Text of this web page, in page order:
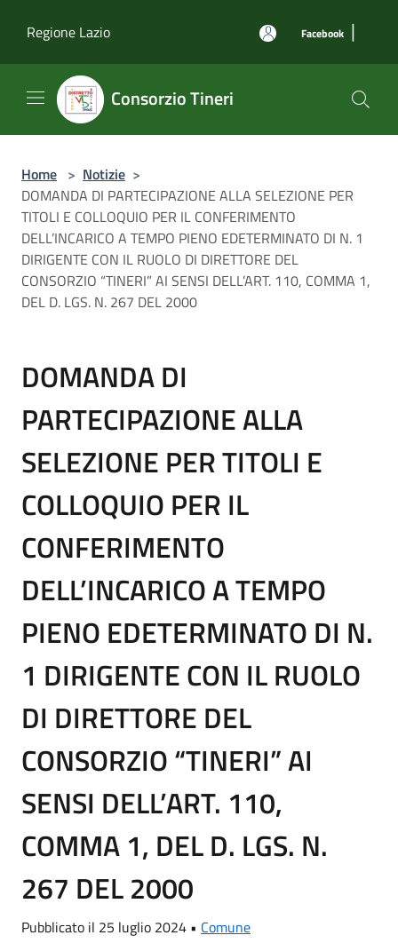
Regione Lazio
Facebook |
Consorzio Tineri
Home > Notizie >
DOMANDA DI PARTECIPAZIONE ALLA SELEZIONE PER
TITOLI E COLLOQUIO PER IL CONFERIMENTO
DELL’INCARICO A TEMPO PIENO EDETERMINATO DI N. 1
DIRIGENTE CON IL RUOLO DI DIRETTORE DEL
CONSORZIO “TINERI” AI SENSI DELL’ART. 110, COMMA 1,
DEL D. LGS. N. 267 DEL 2000
DOMANDA DI
PARTECIPAZIONE ALLA
SELEZIONE PER TITOLI E
COLLOQUIO PER IL
CONFERIMENTO
DELL’INCARICO A TEMPO
PIENO EDETERMINATO DI N.
1 DIRIGENTE CON IL RUOLO
DI DIRETTORE DEL
CONSORZIO “TINERI” AI
SENSI DELL’ART. 110,
COMMA 1, DEL D. LGS. N.
267 DEL 2000
Pubblicato il 25 luglio 2024 • Comune